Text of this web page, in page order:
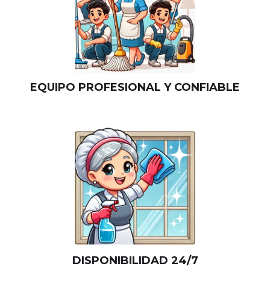
EQUIPO PROFESIONAL Y CONFIABLE
DISPONIBILIDAD 24/7